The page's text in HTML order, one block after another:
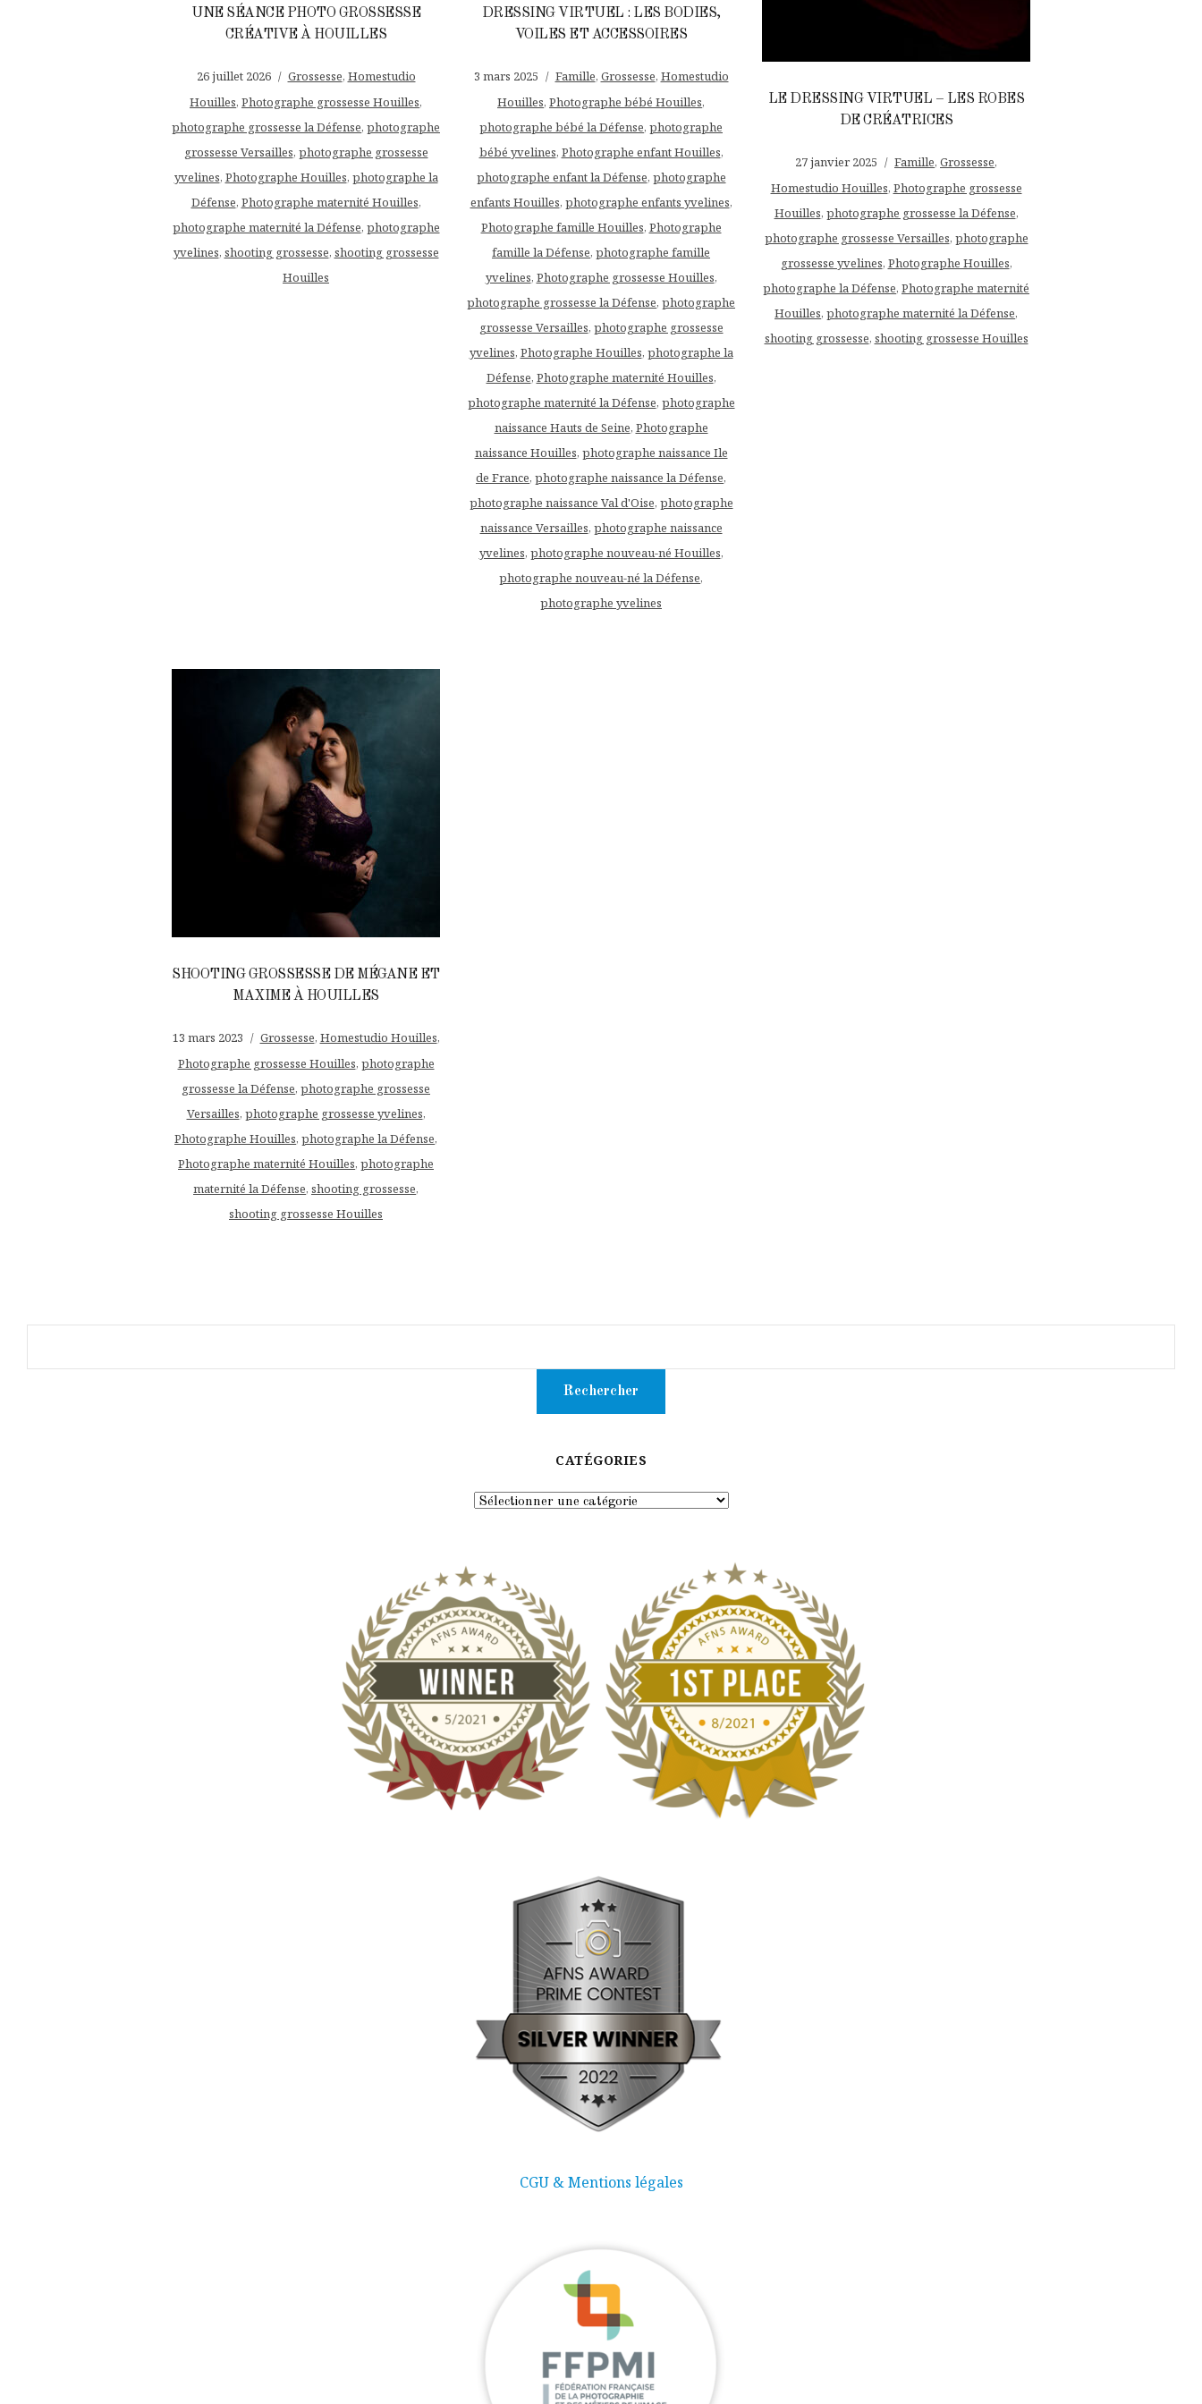
UNE SÉANCE PHOTO GROSSESSE
CRÉATIVE À HOUILLES
26 juillet 2026 Grossesse, Homestudio
Houilles, Photographe grossesse Houilles,
photographe grossesse la Défense, photographe
grossesse Versailles, photographe grossesse
yvelines, Photographe Houilles, photographe la
Défense, Photographe maternité Houilles,
photographe maternité la Défense, photographe
yvelines, shooting grossesse, shooting grossesse
Houilles
DRESSING VIRTUEL : LES BODIES,
VOILES ET ACCESSOIRES
3 mars 2025 Famille, Grossesse, Homestudio
Houilles, Photographe bébé Houilles,
photographe bébé la Défense, photographe
bébé yvelines, Photographe enfant Houilles,
photographe enfant la Défense, photographe
enfants Houilles, photographe enfants yvelines,
Photographe famille Houilles, Photographe
famille la Défense, photographe famille
yvelines, Photographe grossesse Houilles,
photographe grossesse la Défense, photographe
grossesse Versailles, photographe grossesse
yvelines, Photographe Houilles, photographe la
Défense, Photographe maternité Houilles,
photographe maternité la Défense, photographe
naissance Hauts de Seine, Photographe
naissance Houilles, photographe naissance Ile
de France, photographe naissance la Défense,
photographe naissance Val d'Oise, photographe
naissance Versailles, photographe naissance
yvelines, photographe nouveau-né Houilles,
photographe nouveau-né la Défense,
photographe yvelines
LE DRESSING VIRTUEL – LES ROBES
DE CRÉATRICES
27 janvier 2025 Famille, Grossesse,
Homestudio Houilles, Photographe grossesse
Houilles, photographe grossesse la Défense,
photographe grossesse Versailles, photographe
grossesse yvelines, Photographe Houilles,
photographe la Défense, Photographe maternité
Houilles, photographe maternité la Défense,
shooting grossesse, shooting grossesse Houilles
SHOOTING GROSSESSE DE MÉGANE ET
MAXIME À HOUILLES
13 mars 2023 Grossesse, Homestudio Houilles,
Photographe grossesse Houilles, photographe
grossesse la Défense, photographe grossesse
Versailles, photographe grossesse yvelines,
Photographe Houilles, photographe la Défense,
Photographe maternité Houilles, photographe
maternité la Défense, shooting grossesse,
shooting grossesse Houilles
CATÉGORIES
CGU & Mentions légales